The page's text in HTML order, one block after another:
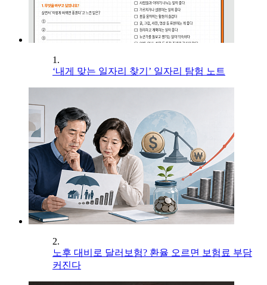
1.
‘내게 맞는 일자리 찾기’ 일자리 탐험 노트
2.
노후 대비로 달러보험? 환율 오르면 보험료 부담
커진다